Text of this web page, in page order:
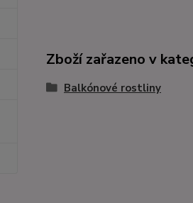
Zboží zařazeno v
Balkónové rostliny